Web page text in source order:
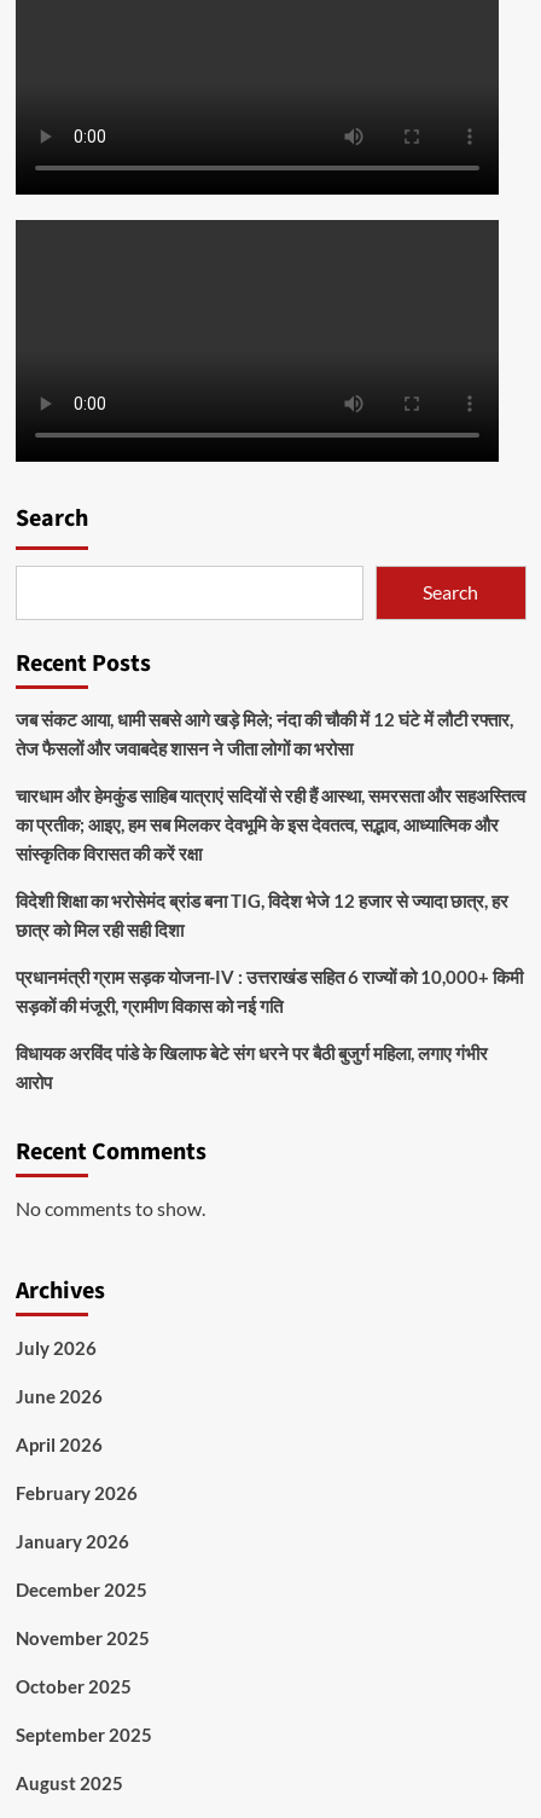
Search
Search
Recent Posts
जब संकट आया, धामी सबसे आगे खड़े मिले; नंदा की चौकी में 12 घंटे में लौटी रफ्तार,
तेज फैसलों और जवाबदेह शासन ने जीता लोगों का भरोसा
चारधाम और हेमकुंड साहिब यात्राएं सदियों से रही हैं आस्था, समरसता और सहअस्तित्व
का प्रतीक; आइए, हम सब मिलकर देवभूमि के इस देवतत्व, सद्भाव, आध्यात्मिक और
सांस्कृतिक विरासत की करें रक्षा
विदेशी शिक्षा का भरोसेमंद ब्रांड बना TIG, विदेश भेजे 12 हजार से ज्यादा छात्र, हर
छात्र को मिल रही सही दिशा
प्रधानमंत्री ग्राम सड़क योजना-IV : उत्तराखंड सहित 6 राज्यों को 10,000+ किमी
सड़कों की मंजूरी, ग्रामीण विकास को नई गति
विधायक अरविंद पांडे के खिलाफ बेटे संग धरने पर बैठी बुजुर्ग महिला, लगाए गंभीर
आरोप
Recent Comments
No comments to show.
Archives
July 2026
June 2026
April 2026
February 2026
January 2026
December 2025
November 2025
October 2025
September 2025
August 2025